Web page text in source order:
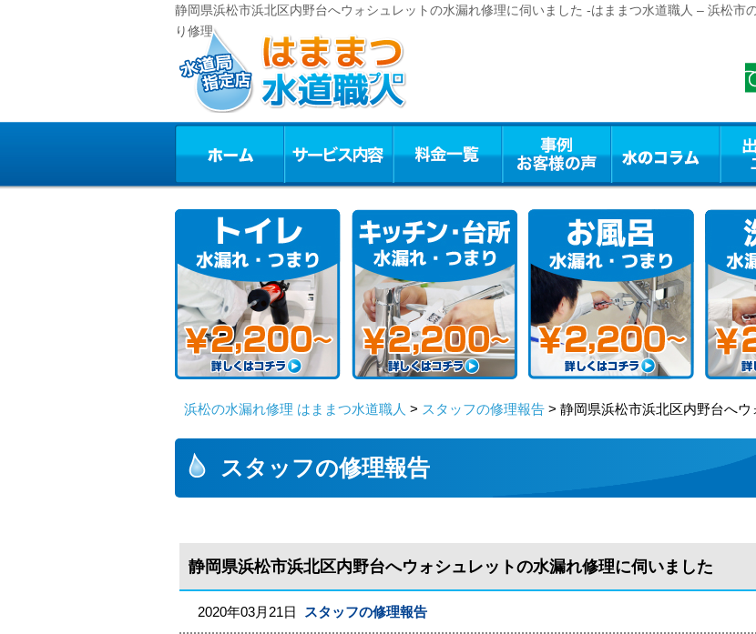
静岡県浜松市浜北区内野台へウォシュレットの水漏れ修理に伺いました -はままつ水道職人 – 浜松市
り修理
浜松の水漏れ修理 はままつ水道職人 > スタッフの修理報告 > 静岡県浜松市浜北区内野台へ
スタッフの修理報告
静岡県浜松市浜北区内野台へウォシュレットの水漏れ修理に伺いました
2020年03月21日 スタッフの修理報告